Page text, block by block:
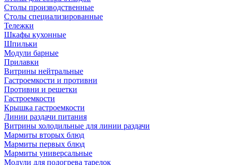
Столы производственные
Столы специализированные
Тележки
Шкафы кухонные
Шпильки
Модули барные
Прилавки
Витрины нейтральные
Гастроемкости и противни
Противни и решетки
Гастроемкости
Крышка гастроемкости
Линии раздачи питания
Витрины холодильные для линии раздачи
Мармиты вторых блюд
Мармиты первых блюд
Мармиты универсальные
Модули для подогрева тарелок